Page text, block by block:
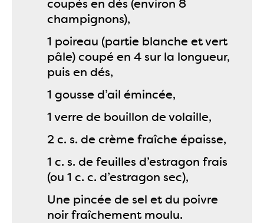
coupés en dés (environ 8
champignons),
1 poireau (partie blanche et vert
pâle) coupé en 4 sur la longueur,
puis en dés,
1 gousse d’ail émincée,
1 verre de bouillon de volaille,
2 c. s. de crème fraîche épaisse,
1 c. s. de feuilles d’estragon frais
(ou 1 c. c. d’estragon sec),
Une pincée de sel et du poivre
noir fraîchement moulu.